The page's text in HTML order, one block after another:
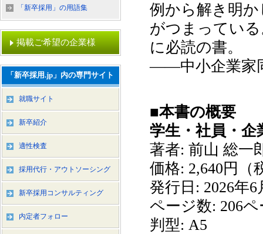
例から解き明
がつまってい
に必読の書。
――中小企業家
■本書の概要
学生・社員・
著者: 前山 総一
価格: 2,640円（
発行日: 2026年6
ページ数: 206
判型: A5
「新卒採用」の用語集
掲載ご希望の企業様
「新卒採用.jp」内の専門サイト
就職サイト
新卒紹介
適性検査
採用代行・アウトソーシング
新卒採用コンサルティング
内定者フォロー